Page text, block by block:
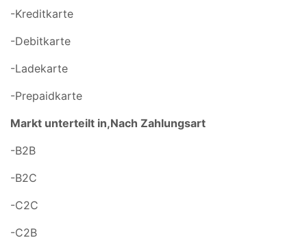
-Kreditkarte
-Debitkarte
-Ladekarte
-Prepaidkarte
Markt unterteilt in,Nach Zahlungsart
-B2B
-B2C
-C2C
-C2B